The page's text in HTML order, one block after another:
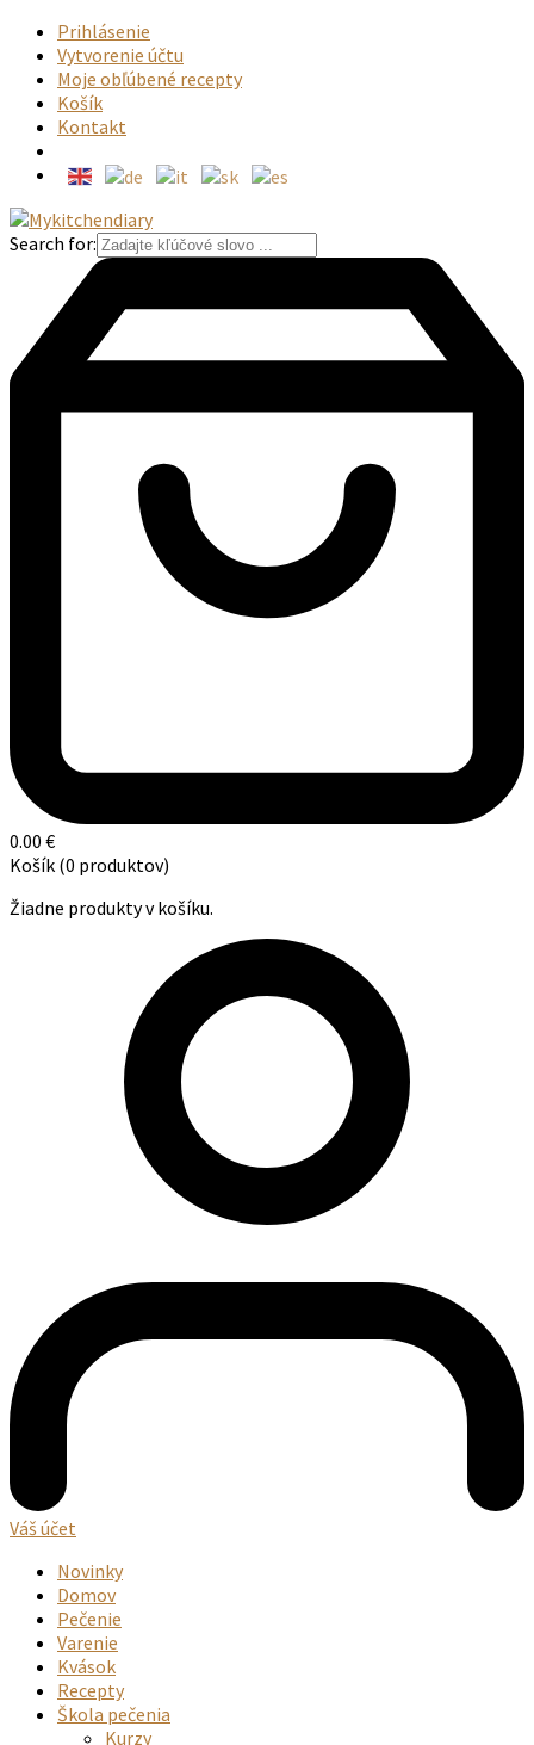
Prihlásenie
Vytvorenie účtu
Moje obľúbené recepty
Košík
Kontakt
Search for:
0.00 €
Košík (0 produktov)
Žiadne produkty v košíku.
Váš účet
Novinky
Domov
Pečenie
Varenie
Kvások
Recepty
Škola pečenia
Kurzy